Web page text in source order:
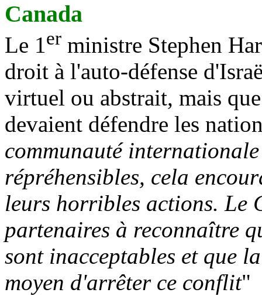
Canada
Le 1er ministre Stephen
droit à l'auto-défense
virtuel ou abstrait, mais
devaient défendre les
communauté
répréhensibles, cela
leurs horribles actions. Le
partenaires à reconnaître
sont inacceptables et que
moyen d'arrêter ce conflit"